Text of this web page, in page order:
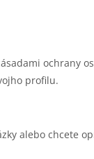
ochrany
profilu.
alebo chcete